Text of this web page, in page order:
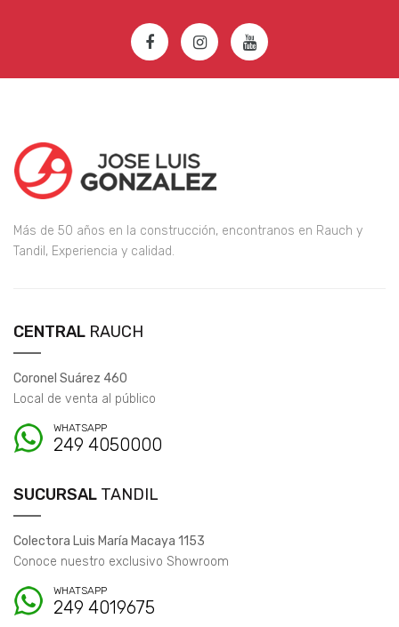
Más de 50 años en la construcción, encontranos en Rauch y
Tandil, Experiencia y calidad.
CENTRAL RAUCH
Coronel Suárez 460
Local de venta al público
WHATSAPP
249 4050000
SUCURSAL TANDIL
Colectora Luis María Macaya 1153
Conoce nuestro exclusivo Showroom
WHATSAPP
249 4019675